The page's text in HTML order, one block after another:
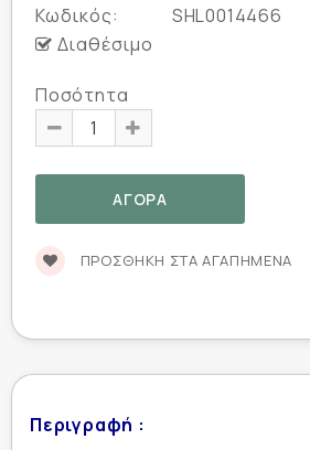
Κωδικός:
SHL0014466
Διαθέσιμο
Ποσότητα
ΠΡΟΣΘΉΚΗ ΣΤΑ ΑΓΑΠΗΜΈΝΑ
Περιγραφή :